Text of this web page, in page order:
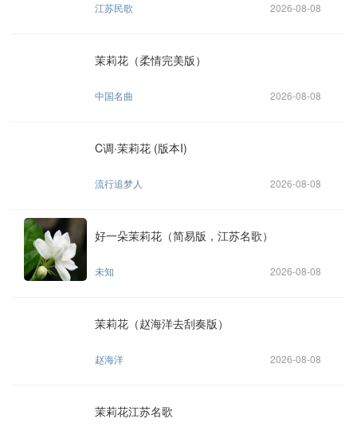
江苏民歌 2026-08-08
茉莉花（柔情完美版）
中国名曲 2026-08-08
C调·茉莉花 (版本I)
流行追梦人 2026-08-08
好一朵茉莉花（简易版，江苏名歌）
未知 2026-08-08
茉莉花（赵海洋去刮奏版）
赵海洋 2026-08-08
茉莉花江苏名歌